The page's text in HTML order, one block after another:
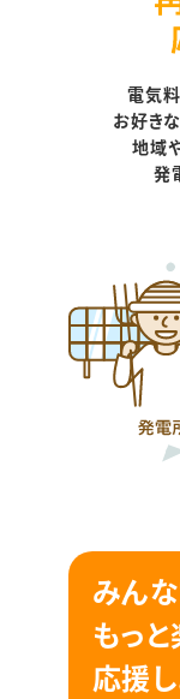
電気
お好き
地域
発
みん
もっ
応援し